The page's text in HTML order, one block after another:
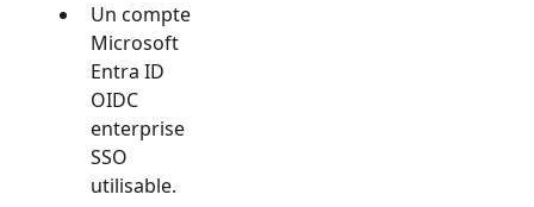
Un compte
Microsoft
Entra ID
OIDC
enterprise
SSO
utilisable.